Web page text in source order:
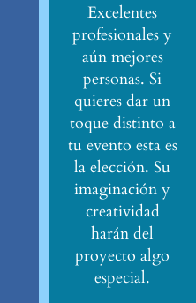
Excelentes
profesionales y
aún mejores
personas. Si
quieres dar un
toque distinto a
tu evento esta es
la elección. Su
imaginación y
creatividad
harán del
proyecto algo
especial.